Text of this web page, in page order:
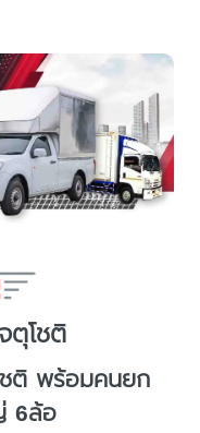
ตุโชติ
ติพร้อมคนยก
6ล้อ